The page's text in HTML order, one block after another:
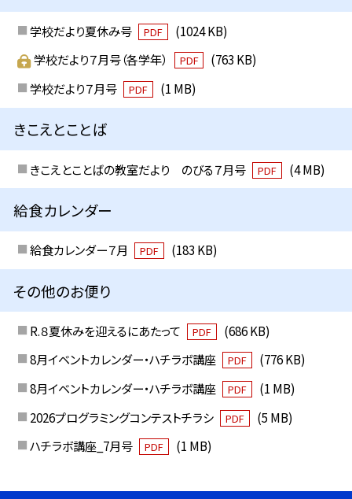
学校だより夏休み号 PDF
(1024 KB)
学校だより７月号（各学年）
PDF
(763 KB)
学校だより７月号
PDF (1 MB)
きこえとことば
きこえとことばの教室だより のびる７月号 PDF (4 MB)
給食カレンダー
給食カレンダー７月 PDF (183 KB)
その他のお便り
R.８夏休みを迎えるにあたって PDF
(686 KB)
8月イベントカレンダー・ハチラボ講座
PDF
(776 KB)
8月イベントカレンダー・ハチラボ講座
PDF
(1 MB)
2026プログラミングコンテストチラシ
PDF
(5 MB)
ハチラボ講座_7月号
PDF (1 MB)